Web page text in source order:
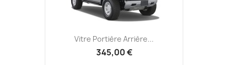
Vitre Portière Arrière...
345,00 €